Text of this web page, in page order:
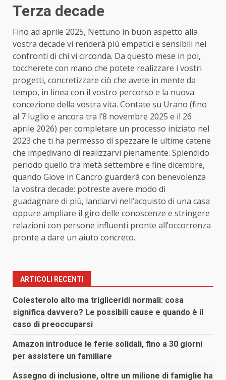
Terza decade
Fino ad aprile 2025, Nettuno in buon aspetto alla
vostra decade vi renderà più empatici e sensibili nei
confronti di chi vi circonda. Da questo mese in poi,
toccherete con mano che potete realizzare i vostri
progetti, concretizzare ciò che avete in mente da
tempo, in linea con il vostro percorso e la nuova
concezione della vostra vita. Contate su Urano (fino
al 7 luglio e ancora tra l’8 novembre 2025 e il 26
aprile 2026) per completare un processo iniziato nel
2023 che ti ha permesso di spezzare le ultime catene
che impedivano di realizzarvi pienamente. Splendido
periodo quello tra metà settembre e fine dicembre,
quando Giove in Cancro guarderà con benevolenza
la vostra decade: potreste avere modo di
guadagnare di più, lanciarvi nell’acquisto di una casa
oppure ampliare il giro delle conoscenze e stringere
relazioni con persone influenti pronte all’occorrenza
pronte a dare un aiuto concreto.
ARTICOLI RECENTI
Colesterolo alto ma trigliceridi normali: cosa
significa davvero? Le possibili cause e quando è il
caso di preoccuparsi
Amazon introduce le ferie solidali, fino a 30 giorni
per assistere un familiare
Assegno di inclusione, oltre un milione di famiglie ha